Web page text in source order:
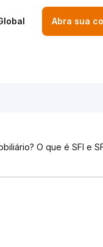
Abra sua
O que é SFI e